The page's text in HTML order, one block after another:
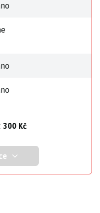
300 Kč